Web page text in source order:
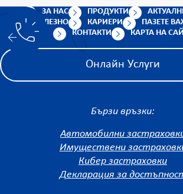
ЗА НАС ПРОДУКТИ
ПОЛЕЗНО
КАРИЕРИ
ПАЗЕТЕ
КОНТАКТИ
КАРТА НА
Онлайн Услуги
Бързи връзки:
Автомобилни
Имуществени
Кибер застраховки
Декларация за